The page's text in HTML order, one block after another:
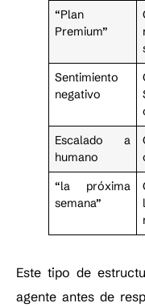
“Plan
Premium”
Sentimiento
negativo
Escalado a
humano
“la próxima
semana”
Este tipo de
agente antes de